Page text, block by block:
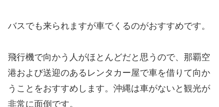
バスでも来られますが車でくるのがおすすめです。
飛行機で向かう人がほとんどだと思うので、那覇空
港および送迎のあるレンタカー屋で車を借りて向か
うことをおすすめします。沖縄は車がないと観光が
非常に面倒です。